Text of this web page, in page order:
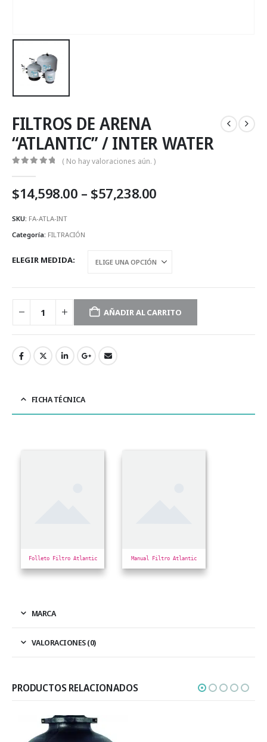
FILTROS DE ARENA
“ATLANTIC” / INTER WATER
( No hay valoraciones aún. )
$14,598.00 – $57,238.00Price
SKU: FA-ATLA-INT
Categoría: FILTRACIÓN
ELEGIR MEDIDA
AÑADIR AL CARRITO
FICHA TÉCNICA
Folleto Filtro Atlantic Manual Filtro Atlantic
MARCA
VALORACIONES (0)
PRODUCTOS RELACIONADOS